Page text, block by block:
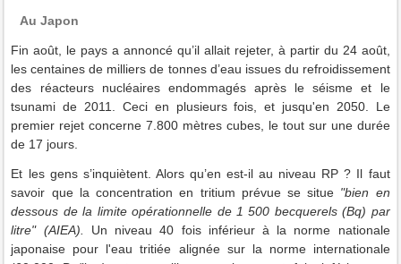
Au Japon
Fin août, le pays a annoncé qu’il allait rejeter, à partir du 24 août,
les centaines de milliers de tonnes d’eau issues du refroidissement
des réacteurs nucléaires endommagés après le séisme et le
tsunami de 2011. Ceci en plusieurs fois, et jusqu'en 2050. Le
premier rejet concerne 7.800 mètres cubes, le tout sur une durée
de 17 jours.
Et les gens s’inquiètent. Alors qu’en est-il au niveau RP ? Il faut
savoir que la concentration en tritium prévue se situe "bien en
dessous de la limite opérationnelle de 1 500 becquerels (Bq) par
litre" (AIEA). Un niveau 40 fois inférieur à la norme nationale
japonaise pour l'eau tritiée alignée sur la norme internationale